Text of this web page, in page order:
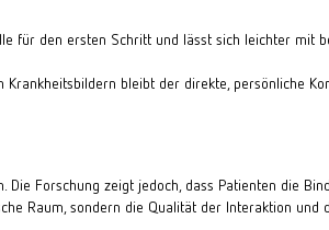
für den ersten Schritt und lässt sich leichter mit
bleibt der direkte, persönliche
Forschung zeigt jedoch, dass Patienten die
Raum, sondern die Qualität der Interaktion und